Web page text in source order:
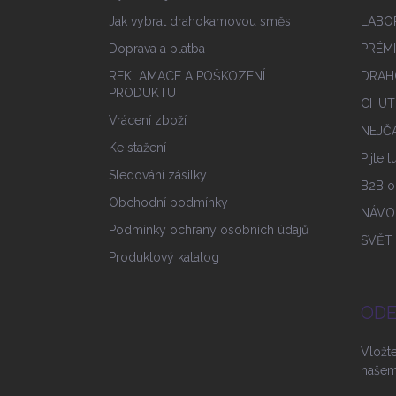
Jak vybrat drahokamovou směs
Doprava a platba
REKLAMACE A POŠKOZENÍ
PRODUKTU
Vrácení zboží
Ke stažení
Sledování zásilky
Obchodní podmínky
Podmínky ochrany osobních údajů
Produktový katalog
Pijte
B2B
SVĚT